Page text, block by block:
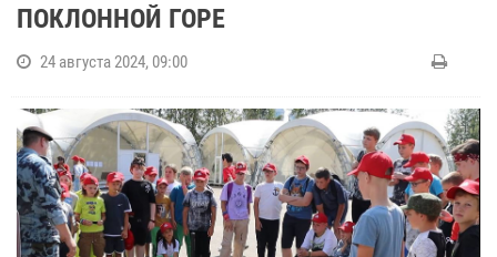
ПОКЛОННОЙ ГОРЕ
24 августа 2024, 09:00